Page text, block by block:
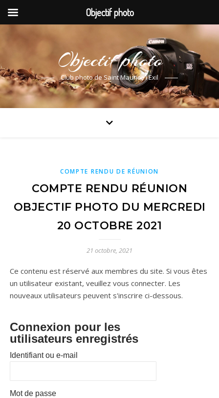
Objectif photo
Club photo de Saint Maurice l'Exil
COMPTE RENDU DE RÉUNION
COMPTE RENDU RÉUNION
OBJECTIF PHOTO DU MERCREDI
20 OCTOBRE 2021
21 octobre, 2021
Ce contenu est réservé aux membres du site. Si vous êtes
un utilisateur existant, veuillez vous connecter. Les
nouveaux utilisateurs peuvent s'inscrire ci-dessous.
Connexion pour les
utilisateurs enregistrés
Identifiant ou e-mail
Mot de passe
Objectif photo